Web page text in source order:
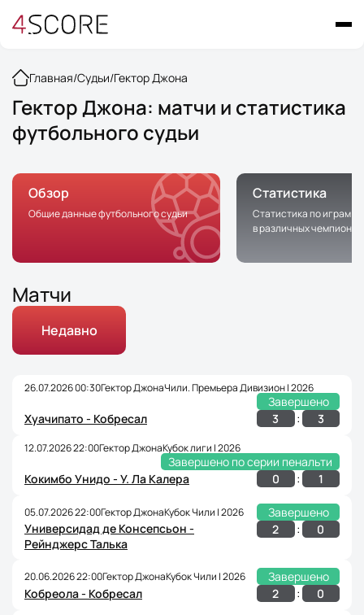
Главная/Судьи/Гектор Джона
Гектор Джона: матчи и статистика
футбольного судьи
Обзор
Общие данные футбольного судьи
Статистика
Статистика по играм с
в различных
Матчи
Недавно
26.07.2026 00:30Гектор ДжонаЧили. Премьера Дивизион | 2026
Завершено
Хуачипато - Кобресал
3 : 3
12.07.2026 22:00Гектор ДжонаКубок лиги | 2026
Завершено по серии пенальти
Кокимбо Унидо - У. Ла Калера
0 : 1
05.07.2026 22:00Гектор ДжонаКубок Чили | 2026
Завершено
Универсидад де Консепсьон -
Рейнджерс Талька
2 : 0
20.06.2026 22:00Гектор ДжонаКубок Чили | 2026
Завершено
Кобреола - Кобресал
2 : 0